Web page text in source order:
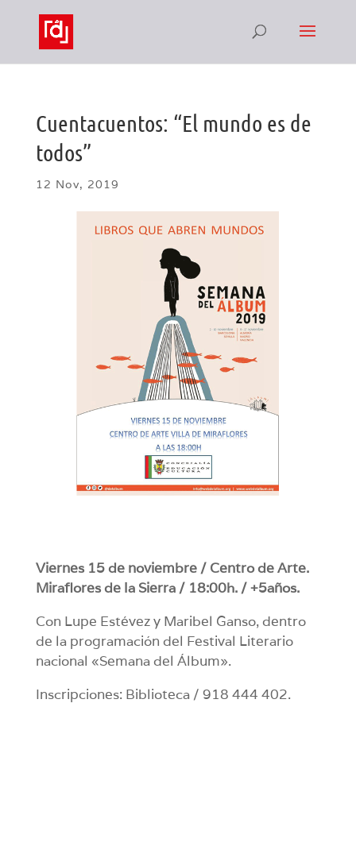
Cuentacuentos: “El mundo es de
todos”
12 Nov, 2019
Viernes 15 de noviembre / Centro de Arte.
Miraflores de la Sierra / 18:00h. / +5años.
Con Lupe Estévez y Maribel Ganso, dentro
de la programación del Festival Literario
nacional «Semana del Álbum».
Inscripciones: Biblioteca / 918 444 402.